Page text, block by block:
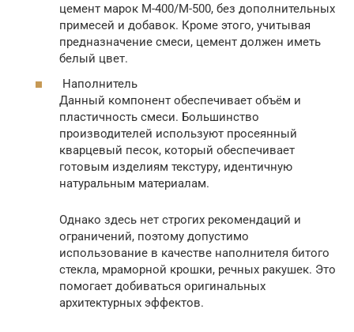
цемент марок М-400/М-500, без дополнительных
примесей и добавок. Кроме этого, учитывая
предназначение смеси, цемент должен иметь
белый цвет.
Наполнитель
Данный компонент обеспечивает объём и
пластичность смеси. Большинство
производителей используют просеянный
кварцевый песок, который обеспечивает
готовым изделиям текстуру, идентичную
натуральным материалам.
Однако здесь нет строгих рекомендаций и
ограничений, поэтому допустимо
использование в качестве наполнителя битого
стекла, мраморной крошки, речных ракушек. Это
помогает добиваться оригинальных
архитектурных эффектов.